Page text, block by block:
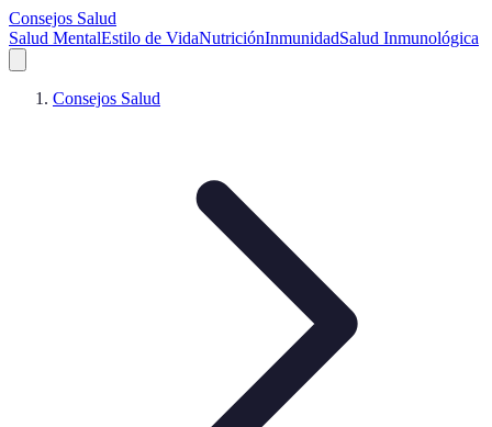
Consejos Salud
Salud MentalEstilo de VidaNutriciónInmunidadSalud Inmunológica
Consejos Salud